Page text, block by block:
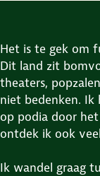
Het is te gek om
Dit land zit
theaters,
niet bedenken.
op podia door
ontdek ik ook
Ik wandel graag